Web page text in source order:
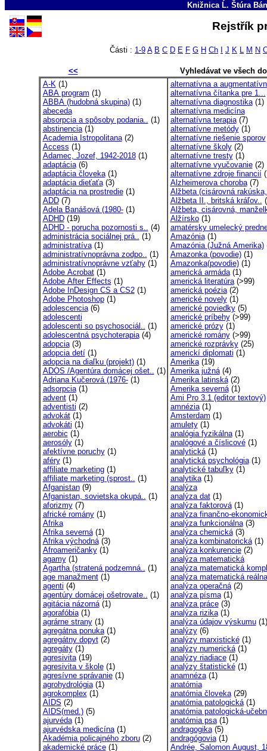
Knižnica Ĺ. Štúra
Rejstřík
Části : 1-9 A B C D E F G H Ch J K L M N
<<
Vyhledávat ve všech
A-K(1)
ABA program (1)
ABBA (hudobná skupina)(1)
abeceda
absorpcia a spôsoby podania.. (1)
abstinencia(1)
Academia Istropolitana(2)
Access (1)
Adamec, Jozef, 1942-2018(1)
adaptácia(6)
adaptácia človeka(1)
adaptácia dieťaťa(3)
adaptácia na prostredie(1)
ADD(7)
Adela Banášová (1980-(1)
ADHD(19)
ADHD - porucha pozornosti s.. (4)
administrácia sociálnej prá.. (1)
administratíva(1)
administratívnoprávna zodpo.. (1)
administratívnoprávne vzťahy(1)
Adobe Acrobat(1)
Adobe After Effects (1)
Adobe InDesign CS a CS2(1)
Adobe Photoshop(1)
adolescencia(6)
adolescenti
adolescenti so psychosociál.. (1)
adolescentná psychoterapia(4)
adopcia(3)
adopcia detí(1)
adopcia na diaľku (projekt)(1)
ADOS /Agentúra domácej ošet.. (1)
Adriana Kučerová (1976-(1)
adsorpcia(1)
advent(1)
adventisti (2)
advokát(1)
advokáti (1)
aerobic (1)
aerosóly(1)
afektívne poruchy(1)
aféry(1)
affiliate marketing(1)
affiliate marketing (sprost.. (1)
Afganistan(9)
Afganistan, sovietska okupá.. (1)
aforizmy(7)
africké romány(1)
Afrika
Afrika severná(1)
Afrika východná(3)
Afroameričanky(1)
agamy(1)
Agartha (stratená podzemná.. (1)
age manažment(1)
agenti (4)
agentúry domácej ošetrovate.. (1)
agitácia názorná(1)
agorafóbia(1)
agrárne strany(1)
agregátna ponuka(1)
agregátny dopyt(2)
agregáty(1)
agresivita(19)
agresivita v škole(1)
agresívne správanie(1)
agrohydrológia(1)
agrokomplex(1)
AIDS (2)
AIDS(med.)(5)
ajurvéda(1)
ajurvédska medicína(1)
Akadémia policajného zboru(2)
akademické práce(1)
alternatívna a
alternatívna čítanka pre 1...
alternatívna diagnostika(1)
alternatívna medicína
alternatívna terapia(7)
alternatívne metódy(1)
alternatívne riešenie sporov
alternatívne školy(2)
alternatívne tresty(1)
alternatívne vyučovanie(2)
alternatívne zdroje financií
Alzheimerova choroba(7)
Alžbeta (cisárovná
Alžbeta II., britská kráľov..
Alžbeta, cisárovná,
Alžírsko(1)
amatérsky umelecký
Amazónia(1)
Amazónia (Južná Amerika)
Amazonka (povodie)(1)
Amazonka(povodie)(1)
americká armáda(1)
americká literatúra(>99)
americká poézia(2)
americké novely(1)
americké poviedky(5)
americké príbehy(>99)
americké prózy(1)
americké romány(>99)
americké rozprávky(25)
americkí diplomati (1)
Amerika(19)
Amerika južná(4)
Amerika latinská(2)
Amerika severná(1)
Ami Pro 3.1 (editor textový)
amnézia(1)
Amsterdam (1)
amulety(1)
analógia fyzikálna(1)
analógové a číslicové(1)
analytická(1)
analytická psychológia(1)
analytické tabuľky(1)
analytika(1)
analýza
analýza dat(1)
analýza faktorová(1)
analýza finančno-
analýza funkcionálna(3)
analýza chemická(3)
analýza kombinatorická(1)
analýza konkurencie(2)
analýza matematická
analýza matematická
analýza matematická reálna
analýza operačná(2)
analýza písma(1)
analýza práce(3)
analýza rizika(1)
analýza údajov výskumu(1)
analýzy(6)
analýzy marxistické(1)
analýzy numerická(1)
analýzy riadiace(1)
analýzy štatistické(1)
anamnéza(1)
anatómia
anatómia človeka(29)
anatómia patologická(1)
anatómia patologická-
anatómia psa(1)
andragogika(5)
andragógovia(1)
Andrée, Salomon August,